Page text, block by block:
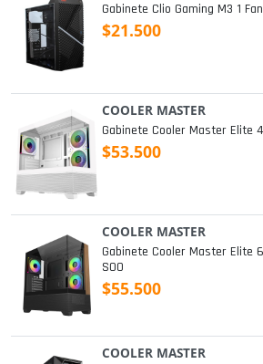
Gabinete Clio Gaming M3 1
$21.500
COOLER MASTER
Gabinete Cooler Master Elite
$53.500
COOLER MASTER
Gabinete Cooler Master Elite
S00
$55.500
COOLER MASTER